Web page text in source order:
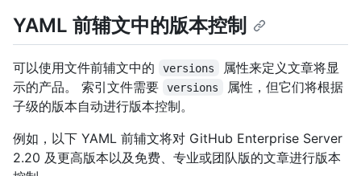
YAML 前辅文中的版本控制
可以使用文件前辅文中的 versions
属性来定义文章将显
示的产品。 索引文件需要
versions
属性，但它们将根据
子级的版本自动进行版本控制。
例如，以下 YAML 前辅文将对 GitHub Enterprise Server
2.20 及更高版本以及免费、专业或团队版的文章进行版本